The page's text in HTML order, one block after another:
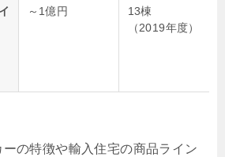
～1億円
13棟
（2019年度）
の特徴や輸入住宅の商品ライン